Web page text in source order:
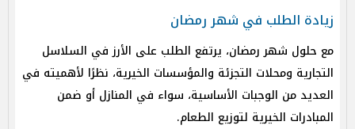
زيادة الطلب في شهر رمضان
مع حلول شهر رمضان، يرتفع الطلب على الأرز في السلاسل
التجارية ومحلات التجزئة والمؤسسات الخيرية، نظرًا لأهميته في
العديد من الوجبات الأساسية، سواء في المنازل أو ضمن
المبادرات الخيرية لتوزيع الطعام.